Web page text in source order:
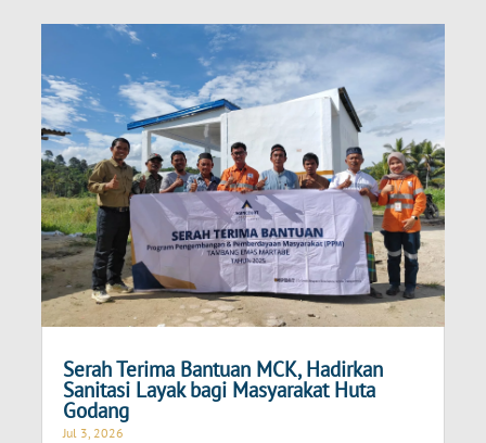
Serah Terima Bantuan MCK, Hadirkan
Sanitasi Layak bagi Masyarakat Huta
Godang
Jul 3, 2026